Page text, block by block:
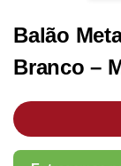
Balão
Branco –